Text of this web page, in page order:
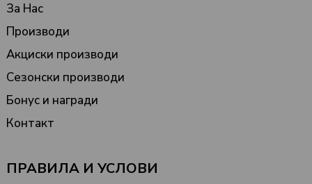
За Нас
Производи
Акциски производи
Сезонски производи
Бонус и награди
Контакт
ПРАВИЛА И УСЛОВИ